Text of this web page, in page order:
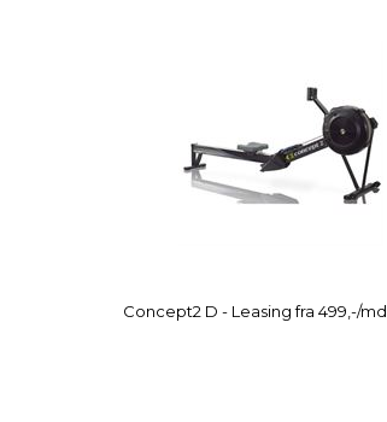
Concept2 D - Leasing fra 499,-/md.